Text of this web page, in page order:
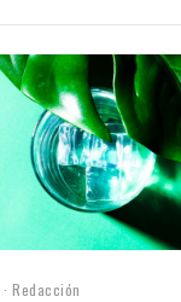
Redacción